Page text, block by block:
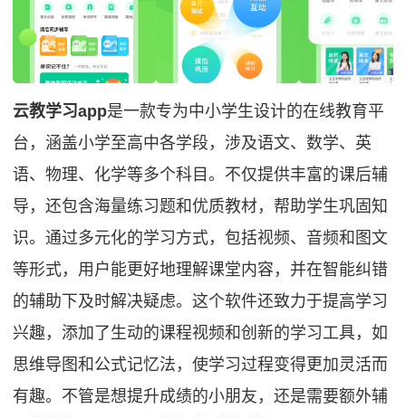
云教学习app是一款专为中小学生设计的在线教育平
台，涵盖小学至高中各学段，涉及语文、数学、英
语、物理、化学等多个科目。不仅提供丰富的课后辅
导，还包含海量练习题和优质教材，帮助学生巩固知
识。通过多元化的学习方式，包括视频、音频和图文
等形式，用户能更好地理解课堂内容，并在智能纠错
的辅助下及时解决疑虑。这个软件还致力于提高学习
兴趣，添加了生动的课程视频和创新的学习工具，如
思维导图和公式记忆法，使学习过程变得更加灵活而
有趣。不管是想提升成绩的小朋友，还是需要额外辅